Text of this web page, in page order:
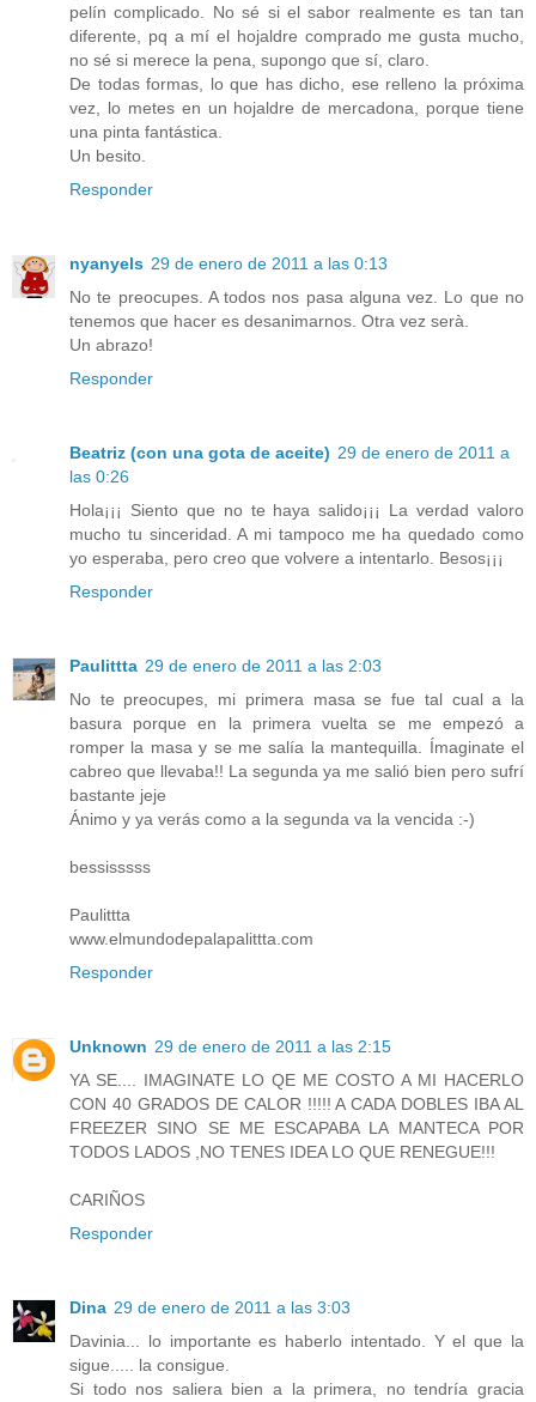
pelín complicado. No sé si el sabor realmente es tan tan
diferente, pq a mí el hojaldre comprado me gusta mucho,
no sé si merece la pena, supongo que sí, claro.
De todas formas, lo que has dicho, ese relleno la próxima
vez, lo metes en un hojaldre de mercadona, porque tiene
una pinta fantástica.
Un besito.
Responder
nyanyels 29 de enero de 2011 a las 0:13
No te preocupes. A todos nos pasa alguna vez. Lo que no
tenemos que hacer es desanimarnos. Otra vez serà.
Un abrazo!
Responder
Beatriz (con una gota de aceite) 29 de enero de 2011 a
las 0:26
Hola¡¡¡ Siento que no te haya salido¡¡¡ La verdad valoro
mucho tu sinceridad. A mi tampoco me ha quedado como
yo esperaba, pero creo que volvere a intentarlo. Besos¡¡¡
Responder
Paulittta 29 de enero de 2011 a las 2:03
No te preocupes, mi primera masa se fue tal cual a la
basura porque en la primera vuelta se me empezó a
romper la masa y se me salía la mantequilla. Ímaginate el
cabreo que llevaba!! La segunda ya me salió bien pero sufrí
bastante jeje
Ánimo y ya verás como a la segunda va la vencida :-)
bessisssss
Paulittta
www.elmundodepalapalittta.com
Responder
Unknown 29 de enero de 2011 a las 2:15
YA SE.... IMAGINATE LO QE ME COSTO A MI HACERLO
CON 40 GRADOS DE CALOR !!!!! A CADA DOBLES IBA AL
FREEZER SINO SE ME ESCAPABA LA MANTECA POR
TODOS LADOS ,NO TENES IDEA LO QUE RENEGUE!!!
CARIÑOS
Responder
Dina 29 de enero de 2011 a las 3:03
Davinia... lo importante es haberlo intentado. Y el que la
sigue..... la consigue.
Si todo nos saliera bien a la primera, no tendría gracia